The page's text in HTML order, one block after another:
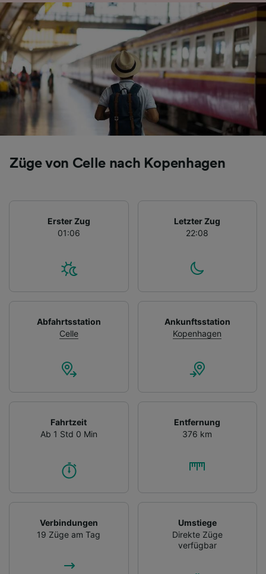
Züge von Celle nach Kopenhagen
Erster Zug
01:06
Letzter Zug
22:08
Abfahrtsstation
Celle
Ankunftsstation
Kopenhagen
Fahrtzeit
Ab 1 Std 0 Min
Entfernung
376 km
Verbindungen
19 Züge am Tag
Umstiege
Direkte Züge
verfügbar
Folgendes bereitzustellen:
Verwendung genauer Standortdaten.
Endgeräteeigenschaften zur Identifikation
aktiv abfragen. Speichern von oder Zugriff auf
Informationen auf einem Endgerät.
Personalisierte Werbung und Inhalte, Messung
von Werbeleistung und der Performance von
Inhalten, Zielgruppenforschung sowie
Entwicklung und Verbesserung von
Angeboten.